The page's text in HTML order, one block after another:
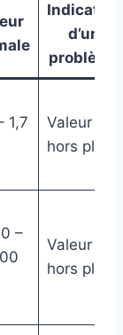
Indication
d’un
problème
1,7
Valeur
hors plage
–
Valeur
hors plage